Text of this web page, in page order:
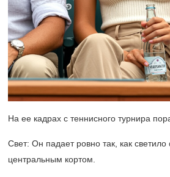
На ее кадрах с теннисного турнира
Свет: Он падает ровно так, как светило
центральным кортом.